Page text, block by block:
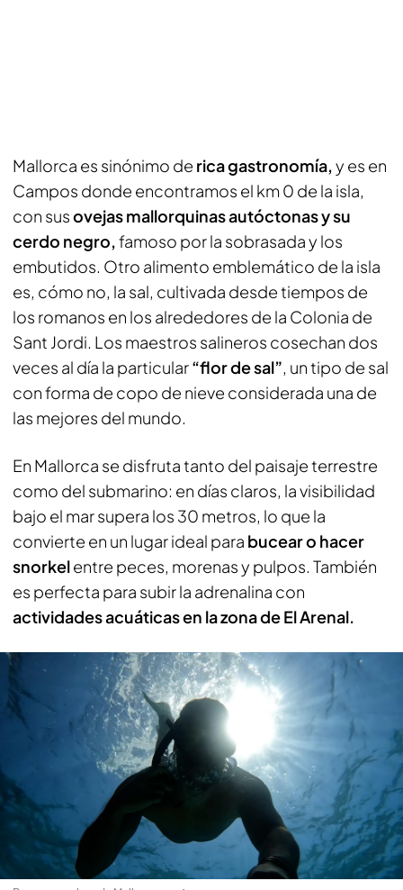
Mallorca es sinónimo de rica gastronomía,y es en
Campos donde encontramos el km 0 de la isla,
con susovejas mallorquinas autóctonas y su
cerdo negro,famoso por la sobrasada y los
embutidos. Otro alimento emblemático de la isla
es, cómo no, la sal, cultivada desde tiempos de
los romanos en los alrededores de la Colonia de
Sant Jordi. Los maestros salineros cosechan dos
veces al día la particular“flor de sal”, un tipo de sal
con forma de copo de nieve considerada una de
las mejores del mundo.
En Mallorca se disfruta tanto del paisaje terrestre
como del submarino: en días claros, la visibilidad
bajo el mar supera los 30 metros, lo que la
convierte en un lugar ideal para bucear o hacer
snorkelentre peces, morenas y pulpos. También
es perfecta para subir la adrenalina con
actividades acuáticas en la zona de El Arenal.